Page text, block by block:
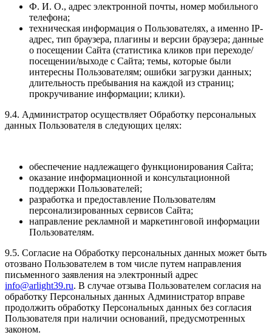
Ф. И. О., адрес электронной почты, номер мобильного
телефона;
техническая информация о Пользователях, а именно IP-
адрес, тип браузера, плагины и версии браузера; данные
о посещении Сайта (статистика кликов при переходе/
посещении/выходе с Сайта; темы, которые были
интересны Пользователям; ошибки загрузки данных;
длительность пребывания на каждой из страниц;
прокручивание информации; клики).
9.4. Администратор осуществляет Обработку персональных
данных Пользователя в следующих целях:
обеспечение надлежащего функционирования Сайта;
оказание информационной и консультационной
поддержки Пользователей;
разработка и предоставление Пользователям
персонализированных сервисов Сайта;
направление рекламной и маркетинговой информации
Пользователям.
9.5. Согласие на Обработку персональных данных может быть
отозвано Пользователем в том числе путем направления
письменного заявления на электронный адрес
info@arlight39.ru. В случае отзыва Пользователем согласия на
обработку Персональных данных Администратор вправе
продолжить обработку Персональных данных без согласия
Пользователя при наличии оснований, предусмотренных
законом.